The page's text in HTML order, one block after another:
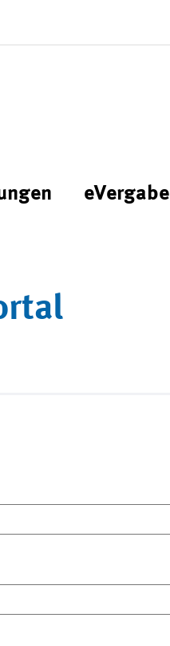
eVergabe